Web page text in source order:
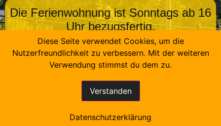
Die Ferienwohnung ist Sonntags ab 16
Uhr bezugsfertig.
Impressum
© Gärtnerglück - All rights reserved
Diese Seite verwendet Cookies, um die
Nutzerfreundlichkeit zu verbessern. Mit der weiteren
Verwendung stimmst du dem zu.
Verstanden
Datenschutzerklärung